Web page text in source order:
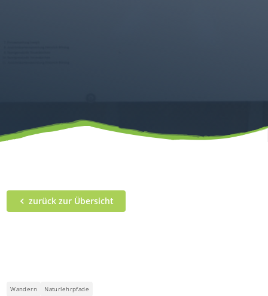
zurück zur Übersicht
Wandern Naturlehrpfade